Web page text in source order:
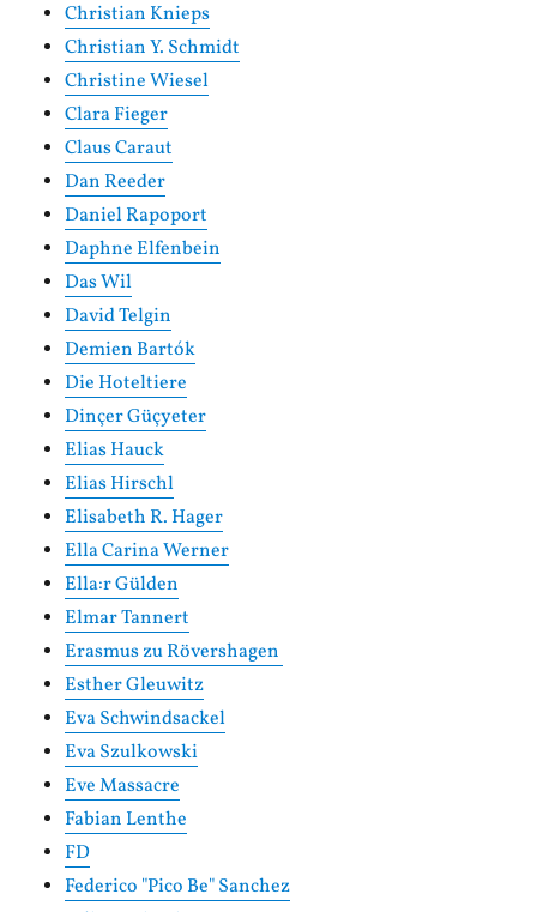
Christian Knieps
Christian Y. Schmidt
Christine Wiesel
Clara Fieger
Claus Caraut
Dan Reeder
Daniel Rapoport
Daphne Elfenbein
Das Wil
David Telgin
Demien Bartók
Die Hoteltiere
Dinçer Güçyeter
Elias Hauck
Elias Hirschl
Elisabeth R. Hager
Ella Carina Werner
Ella:r Gülden
Elmar Tannert
Erasmus zu Rövershagen
Esther Gleuwitz
Eva Schwindsackel
Eva Szulkowski
Eve Massacre
Fabian Lenthe
FD
Federico "Pico Be" Sanchez